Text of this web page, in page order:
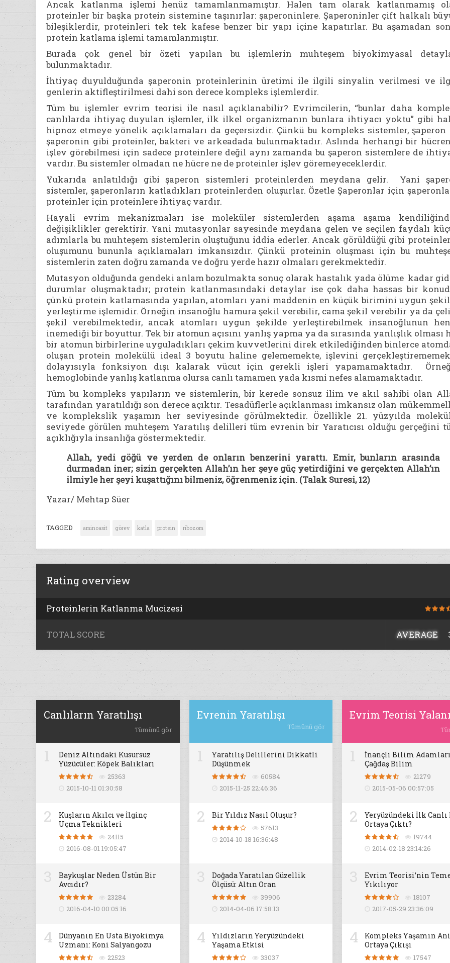
Ancak katlanma işlemi henüz tamamlanmamıştır. Halen tam olarak katlanmamış
proteinler bir başka protein sistemine taşınırlar: şaperoninlere. Şaperoninler çift halkalı
bileşiklerdir, proteinleri tek tek kafese benzer bir yapı içine kapatırlar. Bu aşamadan
protein katlama işlemi tamamlanmıştır.
Burada çok genel bir özeti yapılan bu işlemlerin muhteşem biyokimyasal
bulunmaktadır.
İhtiyaç duyulduğunda şaperonin proteinlerinin üretimi ile ilgili sinyalin verilmesi ve
genlerin aktifleştirilmesi dahi son derece kompleks işlemlerdir.
Tüm bu işlemler evrim teorisi ile nasıl açıklanabilir? Evrimcilerin, “bunlar daha
canlılarda ihtiyaç duyulan işlemler, ilk ilkel organizmanın bunlara ihtiyacı yoktu” gibi
hipnoz etmeye yönelik açıklamaları da geçersizdir. Çünkü bu kompleks sistemler, şaperon
şaperonin gibi proteinler, bakteri ve arkeadada bulunmaktadır. Aslında herhangi bir
işlev görebilmesi için sadece proteinlere değil aynı zamanda bu şaperon sistemlere de
vardır. Bu sistemler olmadan ne hücre ne de proteinler işlev göremeyeceklerdir.
Yukarıda anlatıldığı gibi şaperon sistemleri proteinlerden meydana gelir. Yani
sistemler, şaperonların katladıkları proteinlerden oluşurlar. Özetle Şaperonlar için
proteinler için proteinlere ihtiyaç vardır.
Hayali evrim mekanizmaları ise moleküler sistemlerden aşama aşama
değişiklikler gerektirir. Yani mutasyonlar sayesinde meydana gelen ve seçilen faydalı
adımlarla bu muhteşem sistemlerin oluştuğunu iddia ederler. Ancak görüldüğü gibi
oluşumunu bununla açıklamaları imkansızdır. Çünkü proteinin oluşması için bu
sistemlerin zaten doğru zamanda ve doğru yerde hazır olmaları gerekmektedir.
Mutasyon olduğunda gendeki anlam bozulmakta sonuç olarak hastalık yada ölüme kadar
durumlar oluşmaktadır; protein katlanmasındaki detaylar ise çok daha hassas bir
çünkü protein katlamasında yapılan, atomları yani maddenin en küçük birimini uygun
yerleştirme işlemidir. Örneğin insanoğlu hamura şekil verebilir, cama şekil verebilir ya da
şekil verebilmektedir, ancak atomları uygun şekilde yerleştirebilmek insanoğlunun
inemediği bir boyuttur. Tek bir atomun açısını yanlış yapma ya da sırasında yanlışlık olması
bir atomun birbirlerine uyguladıkları çekim kuvvetlerini direk etkilediğinden binlerce
oluşan protein molekülü ideal 3 boyutu haline gelememekte, işlevini
dolayısıyla fonksiyon dışı kalarak vücut için gerekli işleri yapamamaktadır.
hemoglobinde yanlış katlanma olursa canlı tamamen yada kısmi nefes alamamaktadır.
Tüm bu kompleks yapıların ve sistemlerin, bir kerede sonsuz ilim ve akıl sahibi olan
tarafından yaratıldığı son derece açıktır. Tesadüflerle açıklanması imkansız olan
ve komplekslik yaşamın her seviyesinde görülmektedir. Özellikle 21. yüzyılda
seviyede görülen muhteşem Yaratılış delilleri tüm evrenin bir Yaratıcısı olduğu gerçeğini
açıklığıyla insanlığa göstermektedir.
Allah, yedi göğü ve yerden de onların benzerini yarattı. Emir, bunların arasında
durmadan iner; sizin gerçekten Allah’ın her şeye güç yetirdiğini ve gerçekten Allah’ın
ilmiyle her şeyi kuşattığını bilmeniz, öğrenmeniz için. (Talak Suresi, 12)
Yazar/ Mehtap Süer
TAGGED aminoasit görev katla protein ribozom
Rating overview
Proteinlerin Katlanma Mucizesi
TOTAL SCORE AVERAGE
Canlıların Yaratılışı
Tümünü gör
Deniz Altındaki Kusursuz
Yüzücüler: Köpek Balıkları
25363
2015-10-11 01:30:58
2
Kuşların Akılcı ve İlginç
Uçma Teknikleri
24115
2016-08-01 19:05:47
Baykuşlar Neden Üstün Bir
Avcıdır?
23284
2016-04-10 00:05:16
4
Dünyanın En Usta Biyokimya
Uzmanı: Koni Salyangozu
22523
Evrenin Yaratılışı
Tümünü gör
Yaratılış Delillerini Dikkatli
Düşünmek
60584
2015-11-25 22:46:36
2 Bir Yıldız Nasıl Oluşur?
57613
2014-10-18 16:36:48
Doğada Yaratılan Güzellik
Ölçüsü: Altın Oran
39906
2014-04-06 17:58:13
4
Yıldızların Yeryüzündeki
Yaşama Etkisi
33037
Evrim Teorisi Yalanı
İnançlı Bilim
Çağdaş Bilim
21279
2015-05-06 00:57:05
2
Yeryüzündeki İlk Canlı
Ortaya Çıktı?
19744
2014-02-18 23:14:26
Evrim Teorisi’nin
Yıkılıyor
18107
2017-05-29 23:36:09
4
Kompleks Yaşamın
Ortaya Çıkışı
17547